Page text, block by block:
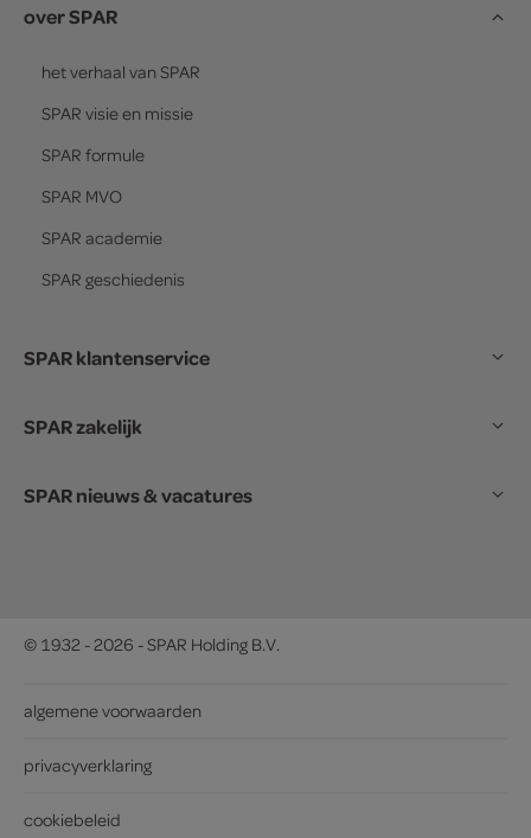
over SPAR
het verhaal van SPAR
SPAR visie en missie
SPAR formule
SPAR MVO
SPAR academie
SPAR geschiedenis
SPAR klantenservice
SPAR zakelijk
SPAR nieuws & vacatures
© 1932 - 2026 - SPAR Holding B.V.
algemene voorwaarden
privacyverklaring
cookiebeleid